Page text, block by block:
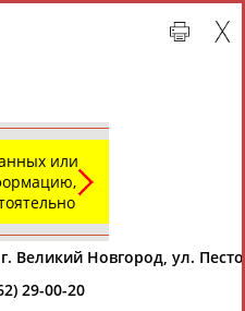
организации
или
Великий Новгород, ул.
29-00-20